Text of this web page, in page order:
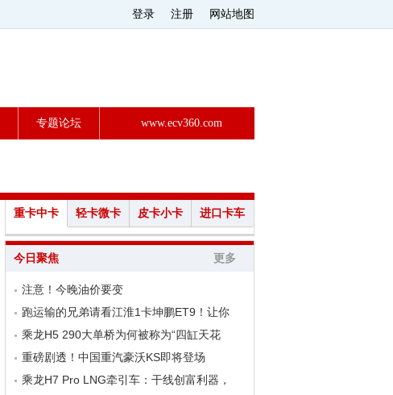
登录 注册 网站地图
专题论坛 www.ecv360.com
重卡中卡 轻卡微卡 皮卡小卡 进口卡车
今日聚焦 更多
注意！今晚油价要变
跑运输的兄弟请看江淮1卡坤鹏ET9！让你
乘龙H5 290大单桥为何被称为“四缸天花
重磅剧透！中国重汽豪沃KS即将登场
乘龙H7 Pro LNG牵引车：干线创富利器，